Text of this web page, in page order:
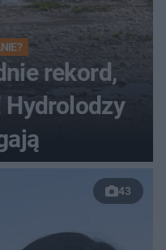
rekord,
Hydrolodzy
43